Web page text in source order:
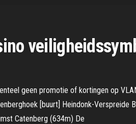
geen promotie of kortingen op
[buurt] Heindonk-
Catenberg (634m) De